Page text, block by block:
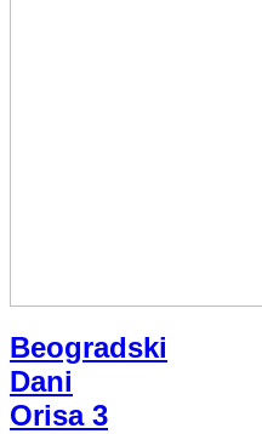
Beogradski
Dani
Orisa 3